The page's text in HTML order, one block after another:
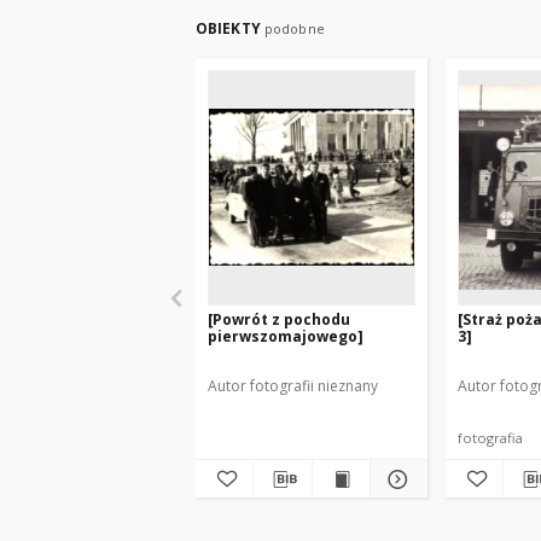
OBIEKTY podobne
[Powrót z pochodu
pierwszomajowego]
Autor fotografii nieznany
[Straż
3]
Autor
fotografia